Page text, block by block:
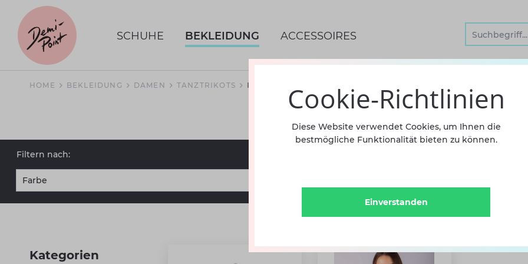
SCHUHE BEKLEIDUNG ACCESSOIRES
HOME BEKLEIDUNG DAMEN TANZTRIKOTS KURZARM BODYS
Kurzarm Bodys
Filtern nach:
Farbe
90% Polyester/10% Elasthan
Kategorien
Cookie-Richtlinien
Diese Website verwendet Cookies, um Ihnen die
bestmögliche Funktionalität bieten zu können.
Einverstanden